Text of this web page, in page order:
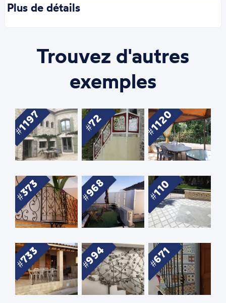
Plus de détails
Trouvez d'autres
exemples
1197 72 1120
373 968 110
733 994 671